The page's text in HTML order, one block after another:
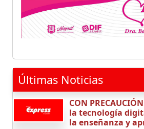
Últimas Noticias
CON
la tecnología
la enseñanza y